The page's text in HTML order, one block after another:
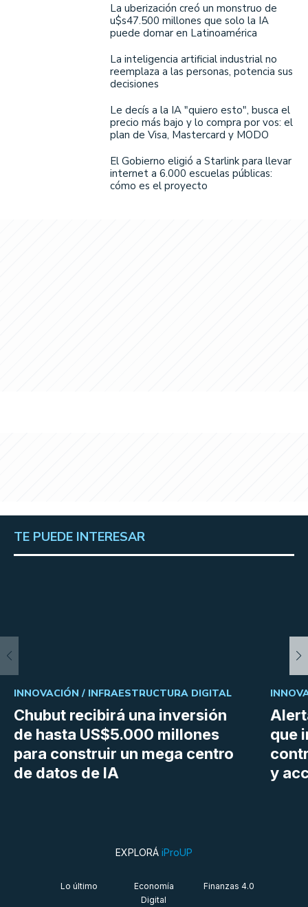
La uberización creó un monstruo de
u$s47.500 millones que solo la IA
puede domar en Latinoamérica
La inteligencia artificial industrial no
reemplaza a las personas, potencia sus
decisiones
Le decís a la IA "quiero esto", busca el
precio más bajo y lo compra por vos: el
plan de Visa, Mastercard y MODO
El Gobierno eligió a Starlink para llevar
internet a 6.000 escuelas públicas:
cómo es el proyecto
TE PUEDE INTERESAR
Chubut recibirá una inversión
de hasta US$5.000 millones
para construir un mega centro
de datos de IA
INNOVACIÓN / INFRAESTRUCTURA DIGITAL
que
y
EXPLORÁ iProUP
Lo último
Economía
Digital
Finanzas 4.0